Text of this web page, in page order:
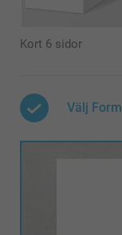
Kort 6 sidor
Välj Form